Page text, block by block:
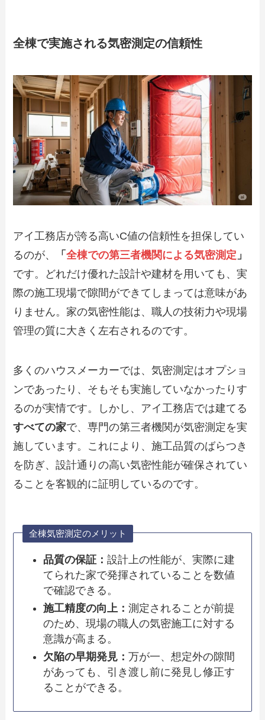
全棟で実施される気密測定の信頼性
アイ工務店が誇る高いC値の信頼性を担保してい
るのが、
「全棟での第三者機関による気密測定 」
です。どれだけ優れた設計や建材を用いても、実
際の施工現場で隙間ができてしまっては意味があ
りません。家の気密性能は、職人の技術力や現場
管理の質に大きく左右されるのです。
多くのハウスメーカーでは、気密測定はオプショ
ンであったり、そもそも実施していなかったりす
るのが実情です。しかし、アイ工務店では建てる
すべての家で、専門の第三者機関が気密測定を実
施しています。これにより、施工品質のばらつき
を防ぎ、設計通りの高い気密性能が確保されてい
ることを客観的に証明しているのです。
全棟気密測定のメリット
品質の保証： 設計上の性能が、実際に建
てられた家で発揮されていることを数値
で確認できる。
施工精度の向上： 測定されることが前提
のため、現場の職人の気密施工に対する
意識が高まる。
欠陥の早期発見： 万が一、想定外の隙間
があっても、引き渡し前に発見し修正す
ることができる。